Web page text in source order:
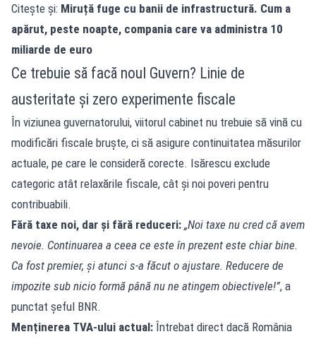
Citește și: Miruță fuge cu banii de infrastructură. Cum a
apărut, peste noapte, compania care va administra 10
miliarde de euro
Ce trebuie să facă noul Guvern? Linie de
austeritate și zero experimente fiscale
În viziunea guvernatorului, viitorul cabinet nu trebuie să vină cu
modificări fiscale bruște, ci să asigure continuitatea măsurilor
actuale, pe care le consideră corecte. Isărescu exclude
categoric atât relaxările fiscale, cât și noi poveri pentru
contribuabili.
Fără taxe noi, dar și fără reduceri: „Noi taxe nu cred că avem
nevoie. Continuarea a ceea ce este în prezent este chiar bine.
Ca fost premier, și atunci s-a făcut o ajustare. Reducere de
impozite sub nicio formă până nu ne atingem obiectivele!”, a
punctat șeful BNR.
Menținerea TVA-ului actual: Întrebat direct dacă România